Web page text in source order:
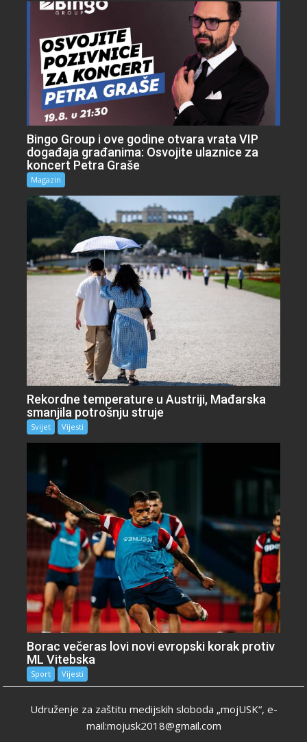
Bingo Group i ove godine otvara vrata VIP
događaja građanima: Osvojite ulaznice za
koncert Petra Graše
Magazin
Rekordne temperature u Austriji, Mađarska
smanjila potrošnju struje
Svijet Vijesti
Borac večeras lovi novi evropski korak protiv
ML Vitebska
Sport Vijesti
Udruženje za zaštitu medijskih sloboda „mojUSK“, e-
mail:mojusk2018@gmail.com